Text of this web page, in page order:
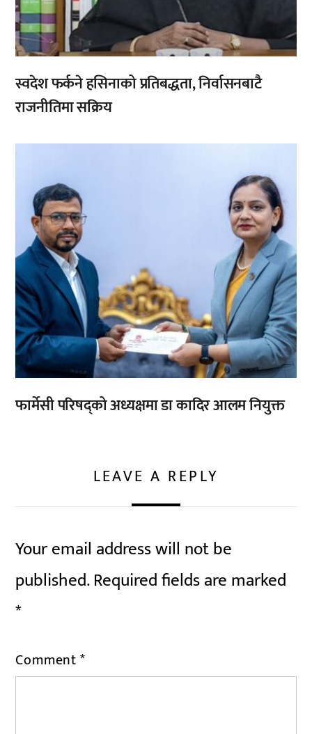
स्वदेश फर्कने हसिनाको प्रतिबद्धता, निर्वासनबाटै
राजनीतिमा सक्रिय
,
फार्मेसी परिषद्को अध्यक्षमा डा कादिर आलम नियुक्त
LEAVE A REPLY
Your email address will not be
published.Required fields are marked
*
Comment*